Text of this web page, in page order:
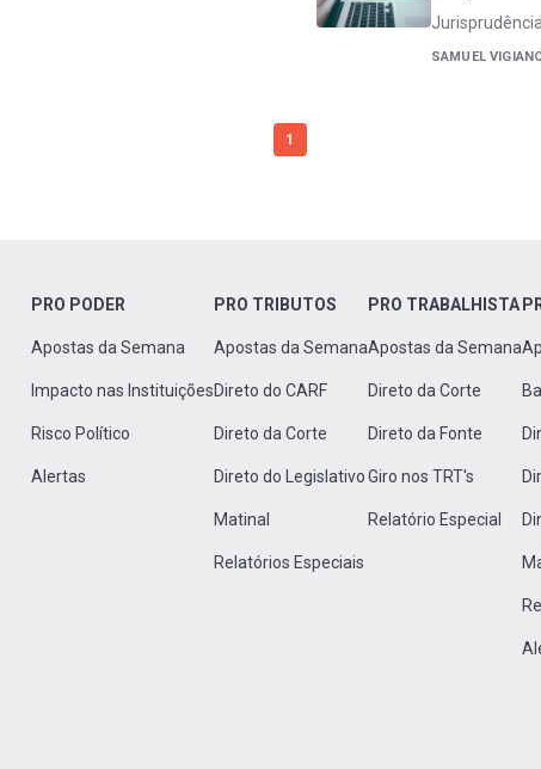
SAMUEL
1
PRO PODER
Apostas da Semana
Impacto nas Instituições
Risco Político
Alertas
PRO TRIBUTOS
Apostas da Semana
Direto do CARF
Direto da Corte
Direto do Legislativo
Matinal
Relatórios Especiais
PRO TRABALHISTA
Apostas da Semana
Direto da Corte
Direto da Fonte
Giro nos TRT's
Relatório Especial